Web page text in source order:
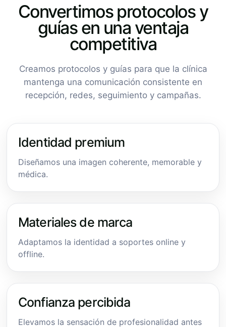
Convertimos protocolos y
guías en una ventaja
competitiva
Creamos protocolos y guías para que la clínica
mantenga una comunicación consistente en
recepción, redes, seguimiento y campañas.
Identidad premium
Diseñamos una imagen coherente, memorable y
médica.
Materiales de marca
Adaptamos la identidad a soportes online y
offline.
Confianza percibida
Elevamos la sensación de profesionalidad antes